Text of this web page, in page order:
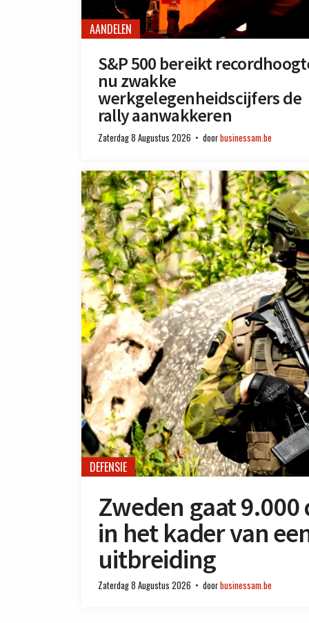
AANDELEN
S&P 500 bereikt
nu zwakke
werkgelegenheidscijfers de
rally aanwakkeren
Zaterdag 8 Augustus 2026 doorbusinessam.be
DEFENSIE
Zweden gaat
in het kader van
uitbreiding
Zaterdag 8 Augustus 2026 doorbusinessam.be